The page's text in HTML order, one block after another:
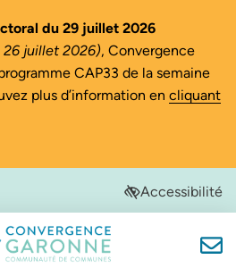
du 29 juillet 2026
juillet 2026), Convergence
CAP33 de la semaine
plus d’information en cliquant
onglet)onglet)
nouvel onglet)
un nouvel onglet)
dans un nouvel onglet)Accessibilité
Convergence Garonne